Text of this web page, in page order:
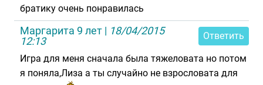
братику очень понравилась
Маргарита 9 лет | 18/04/2015
12:13
Ответить
Игра для меня сначала была тяжеловата но потом
я поняла,Лиза а ты случайно не взрословата для